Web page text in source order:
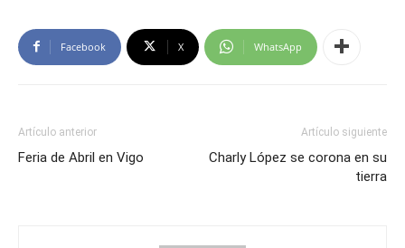
Facebook X WhatsApp
Artículo anterior
Feria de Abril en Vigo
Artículo siguiente
Charly López se corona en su
tierra